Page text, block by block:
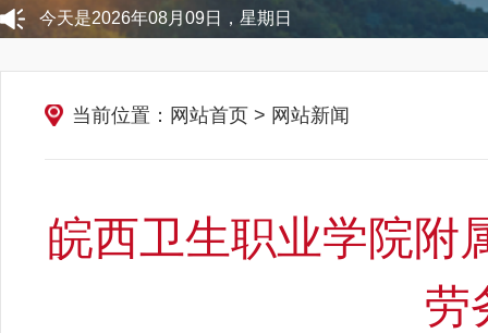
今天是2026年08月09日，星期日
当前位置：网站首页 > 网站新闻
皖西卫生职业学院附
劳